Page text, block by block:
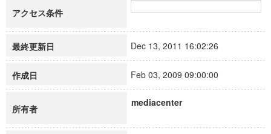
アクセス条件
最終更新日 Dec 13, 2011 16:02:26
作成日 Feb 03, 2009 09:00:00
所有者
mediacenter